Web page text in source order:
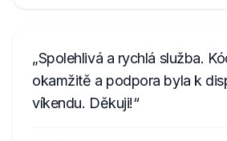
Spolehlivá a rychlá služba.
okamžitě a podpora byla k
víkendu. Děkuji!